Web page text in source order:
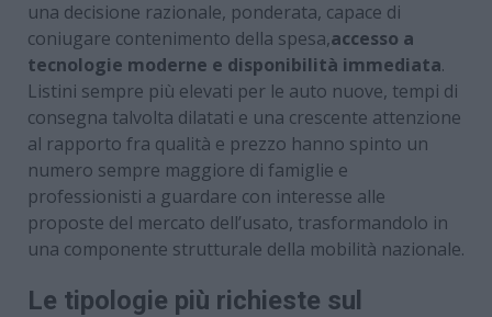
una decisione razionale, ponderata, capace di
coniugare contenimento della spesa,accesso a
tecnologie moderne e disponibilità immediata.
Listini sempre più elevati per le auto nuove, tempi di
consegna talvolta dilatati e una crescente attenzione
al rapporto fra qualità e prezzo hanno spinto un
numero sempre maggiore di famiglie e
professionisti a guardare con interesse alle
proposte del mercato dell’usato, trasformandolo in
una componente strutturale della mobilità nazionale.
Le tipologie più richieste sul